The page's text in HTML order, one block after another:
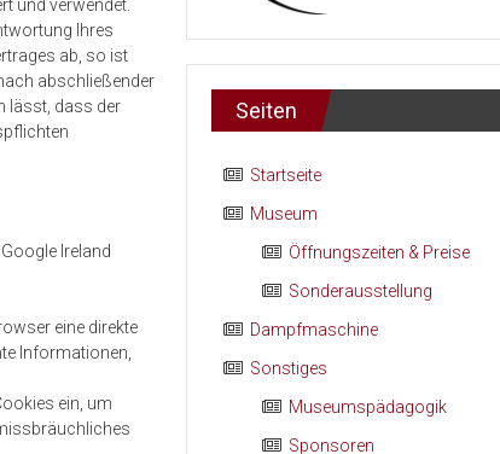
und verwendet.
Ihres
ab, so ist
abschließender
lässt, dass der
Ireland
eine direkte
Informationen,
ein, um
Seiten
Startseite
Museum
Öffnungszeiten & Preise
Sonderausstellung
Dampfmaschine
Sonstiges
Museumspädagogik
Sponsoren